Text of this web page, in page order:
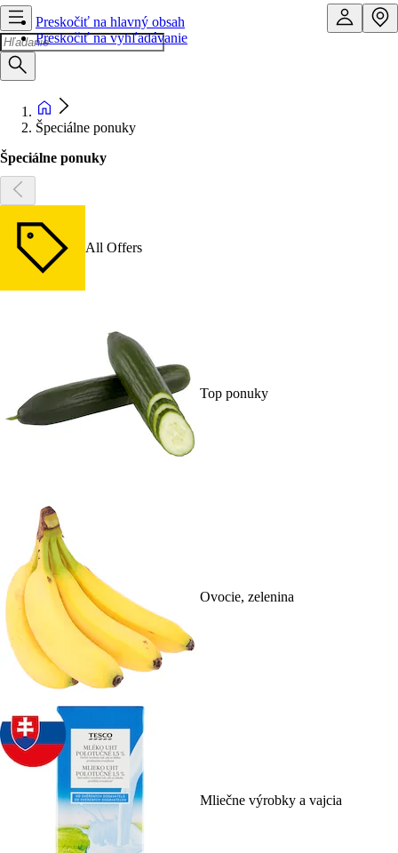
Preskočiť na hlavný obsah
Preskočiť na vyhľadávanie
Špeciálne ponuky
Špeciálne ponuky
All Offers
Top ponuky
Ovocie, zelenina
Mliečne výrobky a vajcia